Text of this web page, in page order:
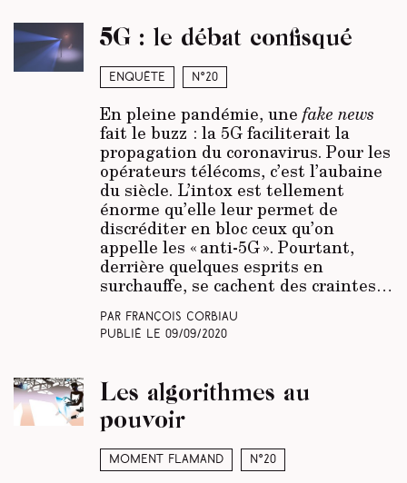
Enquête N°20
5G : le débat confisqué
En pleine pandémie, unefake news
fait le buzz : la 5G faciliterait la
propagation du coronavirus. Pour les
opérateurs télécoms, c’est l’aubaine
du siècle. L’intox est tellement
énorme qu’elle leur permet de
discréditer en bloc ceux qu’on
appelle les « anti-5G ». Pourtant,
derrière quelques esprits en
surchauffe, se cachent des craintes…
Par François Corbiau
Publié le 09/09/2020
Moment Flamand N°20
Les algorithmes au
pouvoir